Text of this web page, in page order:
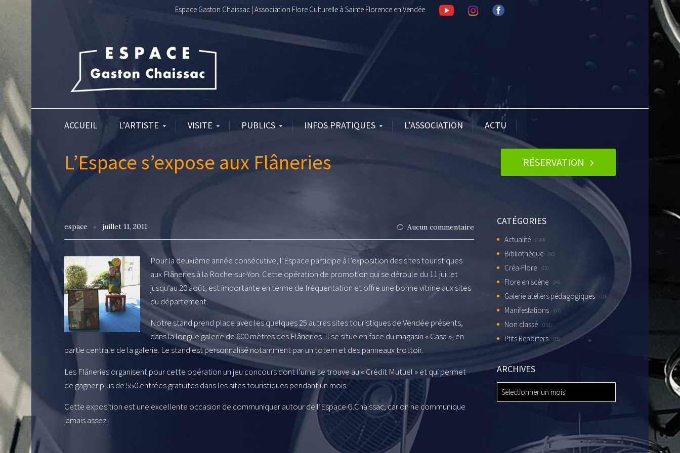
Espace Gaston Chaissac | Association Flore Culturelle à Sainte Florence en Vendée
ACCUEIL L’ARTISTE VISITE PUBLICS INFOS PRATIQUES L’ASSOCIATION ACTU
L’Espace s’expose aux Flâneries RÉSERVATION
espace juillet 11, 2011 Aucun commentaire
Pour la deuxième année consécutive, l’Espace participe à l’exposition des sites touristiques
aux Flâneries à la Roche-sur-Yon. Cette opération de promotion qui se déroule du 11 juillet
jusqu’au 20 août, est importante en terme de fréquentation et offre une bonne vitrine aux sites
du département.
Notre stand prend place avec les quelques 25 autres sites touristiques de Vendée présents,
dans la longue galerie de 600 mètres des Flâneries. Il se situe en face du magasin « Casa », en
partie centrale de la galerie. Le stand est personnalisé notamment par un totem et des panneaux trottoir.
Les Flâneries organisent pour cette opération un jeu concours dont l’urne se trouve au « Crédit Mutuel » et qui permet
de gagner plus de 550 entrées gratuites dans les sites touristiques pendant un mois.
Cette exposition est une excellente occasion de communiquer autour de l’Espace G.Chaissac, car on ne communique
jamais assez!
CATÉGORIES
Actualité (349)
Bibliothèque (60)
Créa-Flore (12)
Flore en scène (26)
Galerie ateliers pédagogiques (10)
Manifestations (67)
Non classé (191)
Ptits Reporters (25)
ARCHIVES
ARCHIVES